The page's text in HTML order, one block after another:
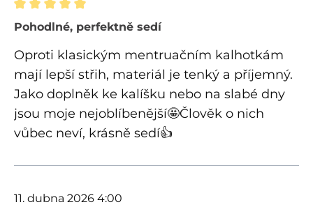
Recenze s hodnocením 5 z 5 hvězd
Pohodlné, perfektně sedí
Oproti klasickým mentruačním kalhotkám
mají lepší střih, materiál je tenký a příjemný.
Jako doplněk ke kalíšku nebo na slabé dny
jsou moje nejoblíbenější🤩Člověk o nich
vůbec neví, krásně sedí👍
11. dubna 2026 4:00